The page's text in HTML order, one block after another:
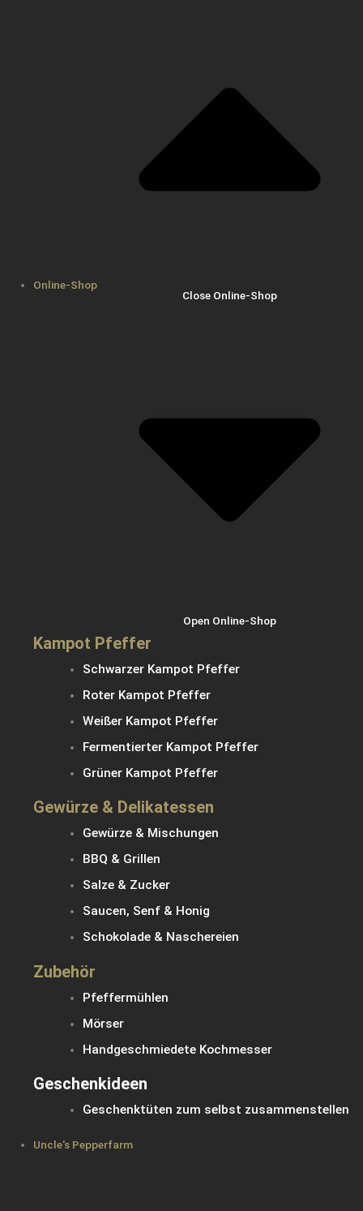
Online-Shop
Close Online-Shop
Open Online-Shop
Kampot Pfeffer
Schwarzer Kampot Pfeffer
Roter Kampot Pfeffer
Weißer Kampot Pfeffer
Fermentierter Kampot Pfeffer
Grüner Kampot Pfeffer
Gewürze & Delikatessen
Gewürze & Mischungen
BBQ & Grillen
Salze & Zucker
Saucen, Senf & Honig
Schokolade & Naschereien
Zubehör
Pfeffermühlen
Mörser
Handgeschmiedete Kochmesser
Geschenkideen
Geschenktüten zum selbst zusammenstellen
Uncle's Pepperfarm